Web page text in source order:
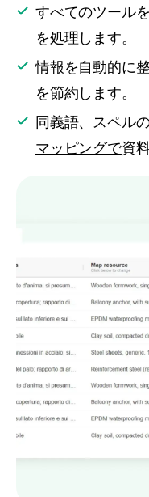
すべてのツール
を処理します。
情報を自動的に
を節約します。
同義語、スペル
マッピングで資